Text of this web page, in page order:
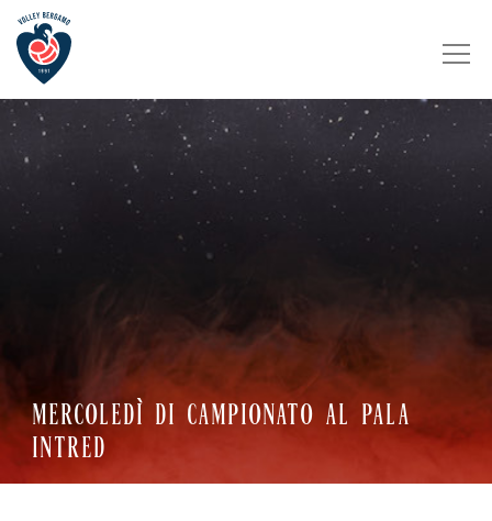
MERCOLEDÌ DI CAMPIONATO AL PALA
INTRED